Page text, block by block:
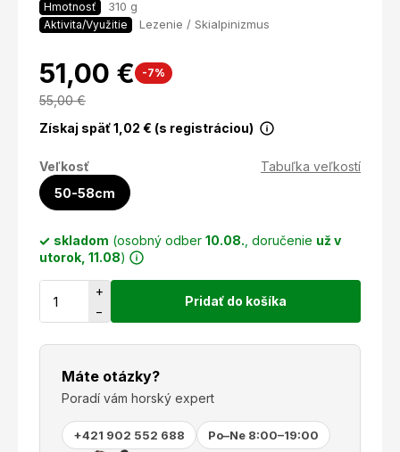
Hmotnosť 310 g
Aktivita/Využitie Lezenie / Skialpinizmus
51,00 € -7%
55,00€
Získaj späť1,02 € (s registráciou)
Veľkosť
Tabuľka veľkostí
50-58cm
skladom (osobný odber 10.08. , doručenie už v
utorok, 11.08)
+
−
Pridať do košíka
Máte otázky?
Poradí vám horský expert
+421 902 552 688 Po–Ne 8:00–19:00